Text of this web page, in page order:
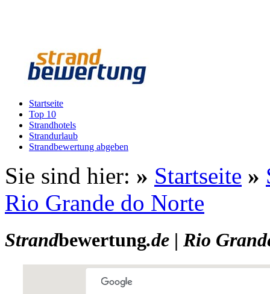
Startseite
Top 10
Strandhotels
Strandurlaub
Strandbewertung abgeben
Sie sind hier: » Startseite »
Rio Grande do Norte
Strandbewertung.de | Rio